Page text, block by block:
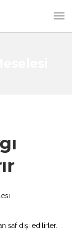
saf dışı edilirler.